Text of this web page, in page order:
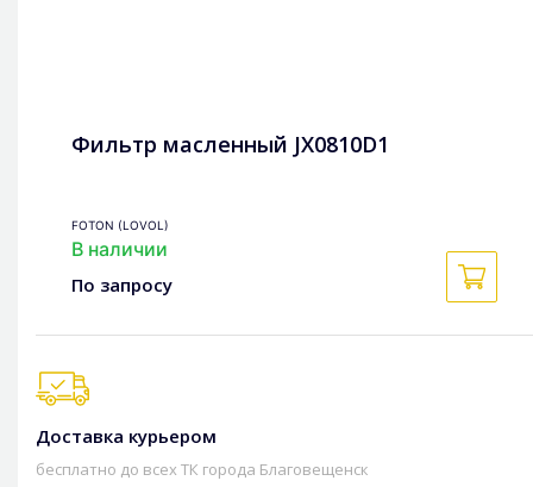
Фильтр масленный JX0810D1
FOTON (LOVOL)
В наличии
По запросу
Доставка курьером
бесплатно до всех ТК города Благовещенск